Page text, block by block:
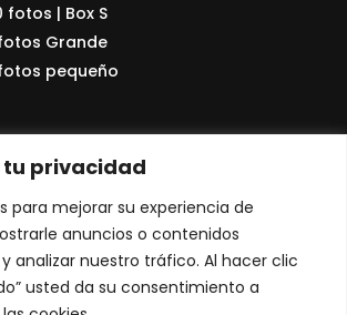
privacidad
para mejorar su experiencia de
anuncios o contenidos
analizar nuestro tráfico. Al hacer clic
usted da su consentimiento a
fotos | Box S
Grande
pequeño